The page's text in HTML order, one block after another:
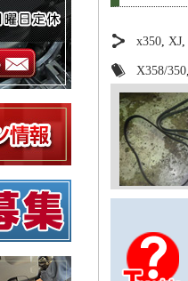
x350, XJ,
X358/350,